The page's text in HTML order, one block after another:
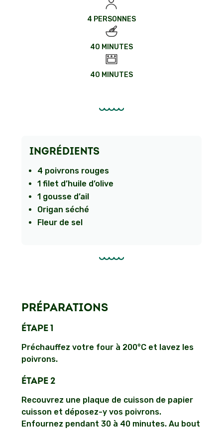
4 PERSONNES
40 MINUTES
40 MINUTES
INGRÉDIENTS
4 poivrons rouges
1 filet d’huile d’olive
1 gousse d’ail
Origan séché
Fleur de sel
PRÉPARATIONS
ÉTAPE 1
Préchauffez votre four à 200°C et lavez les
poivrons.
ÉTAPE 2
Recouvrez une plaque de cuisson de papier
cuisson et déposez-y vos poivrons.
Enfournez pendant 30 à 40 minutes. Au bout